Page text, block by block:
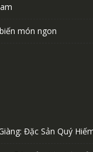
món ngon
Đặc Sản Quý